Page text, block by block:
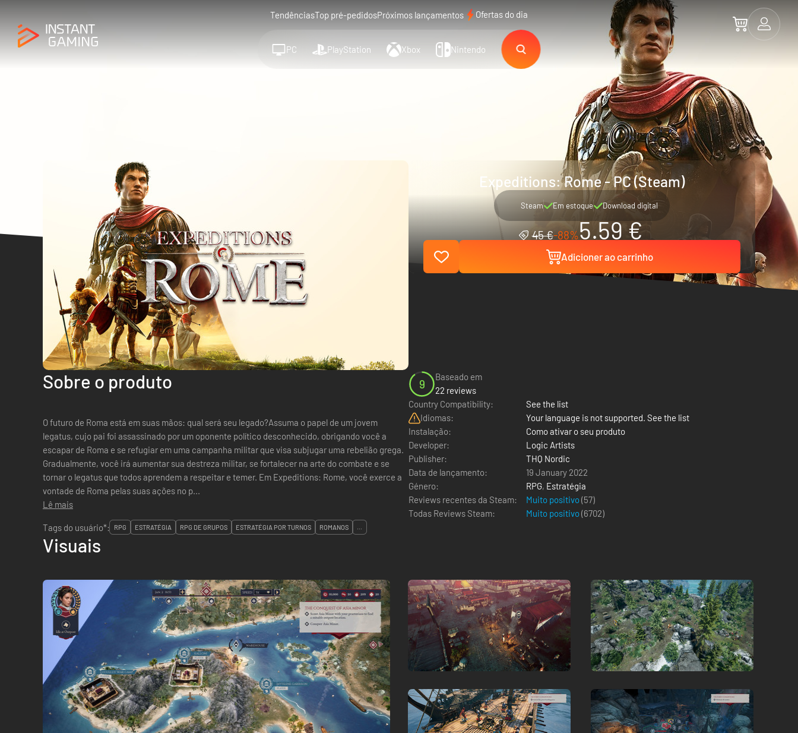
TendênciasTop pré-pedidosPróximos lançamentos Ofertas do dia
PC PlayStation Xbox Nintendo
Expeditions: Rome - PC (Steam)
Steam Em estoque Download digital
45 €-88%5.59 €
Adicioner ao carrinho
Sobre o produto
O futuro de Roma está em suas mãos: qual será seu legado?Assuma o papel de um jovem
legatus, cujo pai foi assassinado por um oponente político desconhecido, obrigando você a
escapar de Roma e se refugiar em uma campanha militar que visa subjugar uma rebelião grega.
Gradualmente, você irá aumentar sua destreza militar, se fortalecer na arte do combate e se
tornar o legatus que todos aprendem a respeitar e temer. Em Expeditions: Rome, você exerce a
vontade de Roma pelas suas ações no p...
Lê mais
9
Baseado em
22 reviews
Country Compatibility:
See the list
Idiomas:
Your language is not supported. See the list
Instalação:
Como ativar o seu produto
Developer:
Logic Artists
Publisher:
THQ Nordic
Data de lançamento:
19 January 2022
Género:
RPG, Estratégia
Reviews recentes da Steam:
Muito positivo(57)
Todas Reviews Steam:
Muito positivo(6702)
Tags do usuário*:
RPG ESTRATÉGIA RPG DE GRUPOS ESTRATÉGIA POR TURNOS ROMANOS ...
Visuais